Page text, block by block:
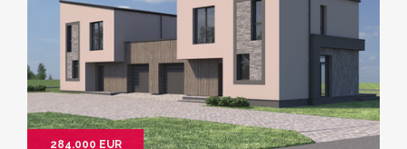
284.000 EUR